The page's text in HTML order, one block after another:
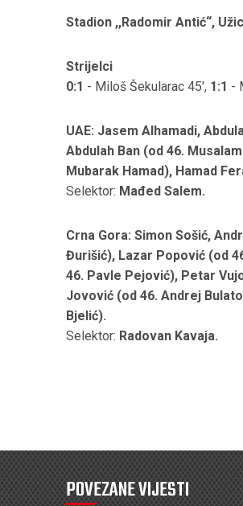
Stadion ,,Radomir Antić“,
Strijelci
0:1 - Miloš Šekularac 45', 1:1 -
UAE: Jasem Alhamadi,
Abdulah Ban (od 46.
Mubarak Hamad), Hamad
Selektor: Mađed Salem.
Crna Gora: Simon Sošić,
Đurišić), Lazar Popović (od
46. Pavle Pejović), Petar
Jovović (od 46. Andrej
Bjelić).
Selektor: Radovan Kavaja.
POVEZANE VIJESTI